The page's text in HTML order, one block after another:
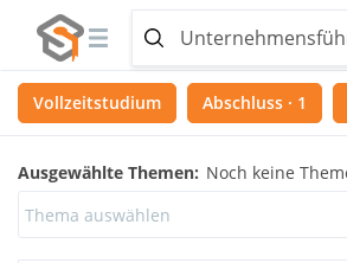
Vollzeitstudium Abschluss · 1
Ausgewählte Themen: Noch keine
Thema auswählen